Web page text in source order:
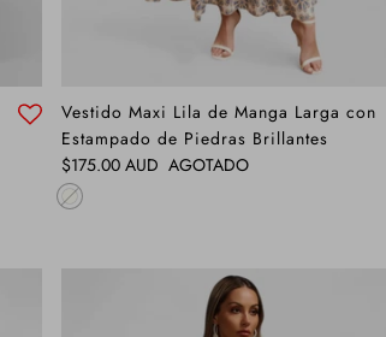
Vestido Maxi Lila de Manga Larga con
Estampado de Piedras Brillantes
Precio normal
$175.00 AUD AGOTADO